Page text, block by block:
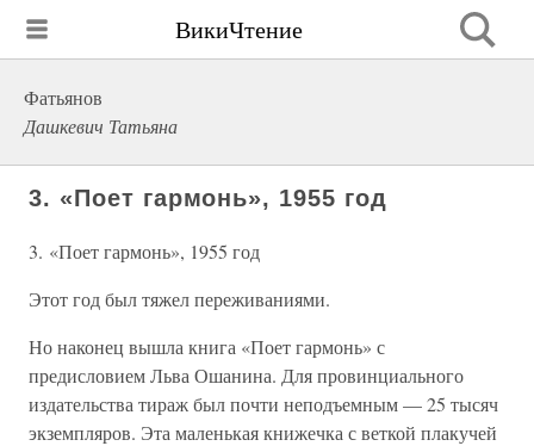
ВикиЧтение
Фатьянов
Дашкевич Татьяна
3. «Поет гармонь», 1955 год
3. «Поет гармонь», 1955 год
Этот год был тяжел переживаниями.
Но наконец вышла книга «Поет гармонь» с
предисловием Льва Ошанина. Для провинциального
издательства тираж был почти неподъемным — 25 тысяч
экземпляров. Эта маленькая книжечка с веткой плакучей